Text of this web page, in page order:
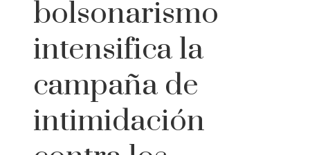
bolsonarismo
intensifica la
campaña de
intimidación